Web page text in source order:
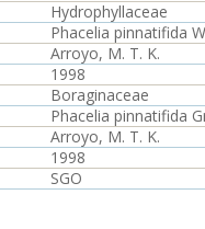
Hydrophyllaceae
Phacelia pinnatifida
Arroyo, M. T. K.
1998
Boraginaceae
Phacelia pinnatifida
Arroyo, M. T. K.
1998
SGO